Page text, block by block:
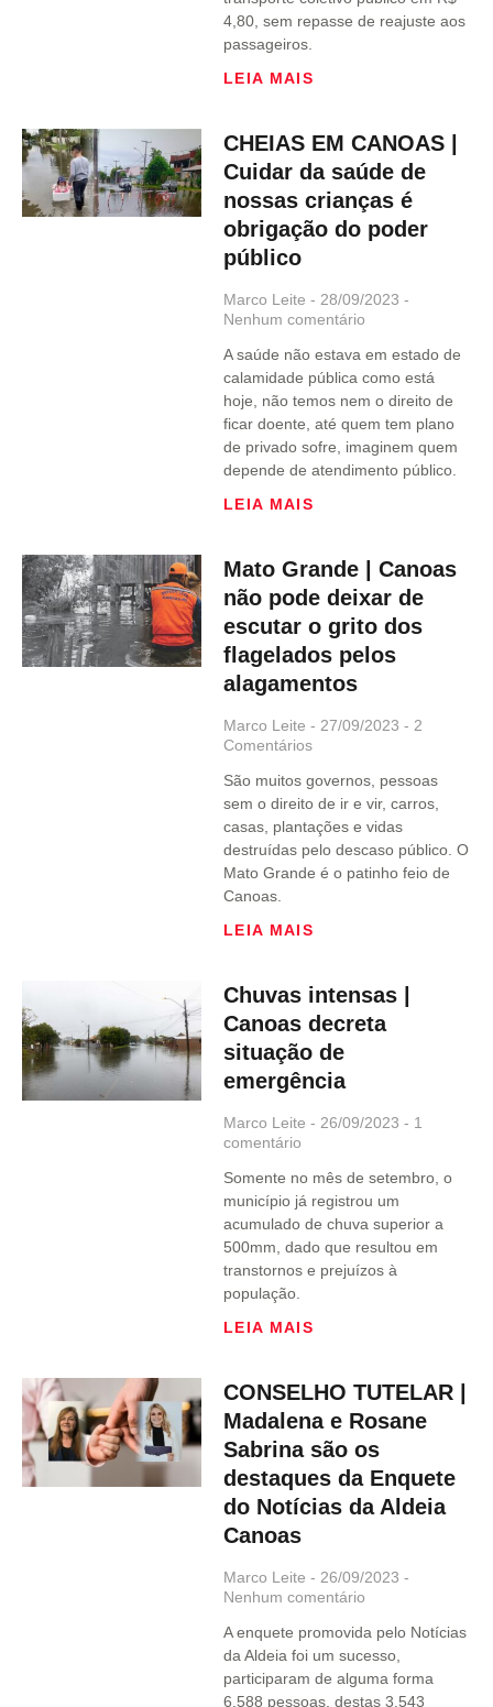
4,80, sem repasse de reajuste aos
passageiros.
LEIA MAIS
CHEIAS EM CANOAS |
Cuidar da saúde de
nossas crianças é
obrigação do poder
público
Marco Leite
28/09/2023
Nenhum comentário
A saúde não estava em estado de
calamidade pública como está
hoje, não temos nem o direito de
ficar doente, até quem tem plano
de privado sofre, imaginem quem
depende de atendimento público.
LEIA MAIS
Mato Grande | Canoas
não pode deixar de
escutar o grito dos
flagelados pelos
alagamentos
Marco Leite 27/09/2023
2
Comentários
São muitos governos, pessoas
sem o direito de ir e vir, carros,
casas, plantações e vidas
destruídas pelo descaso público. O
Mato Grande é o patinho feio de
Canoas.
LEIA MAIS
Chuvas intensas |
Canoas decreta
situação de
emergência
Marco Leite 26/09/2023
1
comentário
Somente no mês de setembro, o
município já registrou um
acumulado de chuva superior a
500mm, dado que resultou em
transtornos e prejuízos à
população.
LEIA MAIS
CONSELHO TUTELAR |
Madalena e Rosane
Sabrina são os
destaques da Enquete
do Notícias da Aldeia
Canoas
Marco Leite
26/09/2023
Nenhum comentário
A enquete promovida pelo Notícias
da Aldeia foi um sucesso,
participaram de alguma forma
6.588 pessoas, destas 3.543